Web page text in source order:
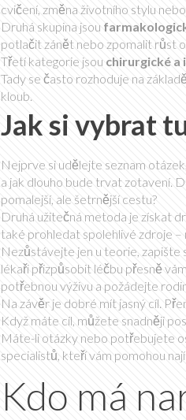
cvičení, změna životního stylu
Druhá skupina jsou
potlačit zánět nebo zpomalit růst
Třetí kategorie jsou chirurgické a
Tady se často rozhoduje na
kloub.
Jak si vybrat
Nejprve si udělejte seznam
a jak dlouho bude trvat zotavení.
pomalejší, ale šetrnější cestu?
Druhá užitečná metoda je získat
také prohledat spolehlivé zdroje
Nezůstávejte jen u teorie, zapište
lékaři přizpůsobit léčbu přesně
potřebnou výživu a požádejte
Na závěr je dobré mít jasný cíl.
Když máte cíl, můžete snadněji
Máte-li otázky nebo potřebujete
specialistů, kteří vám pomohou
Kdo má